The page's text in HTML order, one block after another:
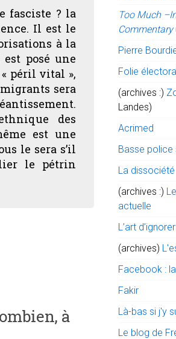
fasciste ? la
Il est le
à la
posé une
péril vital »,
sera
des
est une
le sera s’il
le pétrin
à
Too Much
Commentary
Pierre
Folie
(archives :)
Landes)
Acrimed
Basse police
La dissociété
(archives :)
actuelle
L’art
(archives)
Facebook :
Fakir
Là-bas si j'y
Le blog de